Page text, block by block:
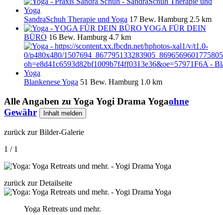
SandraSchuh Therapie und Yoga 17 Bew. Hamburg 2.5 km
YOGA FÜR DEIN
BÜRO 16 Bew. Hamburg 4.7 km
Blankenese Yoga 51 Bew. Hamburg 1.0 km
Alle Angaben zu Yoga Yogi Drama Yogaohne
Gewähr
Inhalt melden
zurück zur Bilder-Galerie
1 / 1
zurück zur Detailseite
Yoga Retreats und mehr.